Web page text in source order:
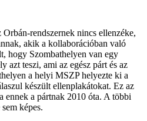
rendszernek nincs ellenzéke,
akik a kollaborációban való
hogy Szombathelyen van egy
azt teszi, ami az egész párt és az
a helyi MSZP helyezte ki a
készült ellenplakátokat. Ez az
ennek a pártnak 2010 óta. A többi
képes.